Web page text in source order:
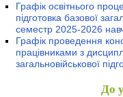
Графік освітнього
підготовка базової
семестр 2025-2026
Графік проведення
працівниками з
загальновійськової
До